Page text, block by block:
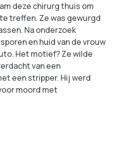
deze chirurg thuis om
treffen. Ze was gewurgd
Na onderzoek
en huid van de vrouw
Het motief? Ze wilde
van een
een stripper. Hij werd
moord met